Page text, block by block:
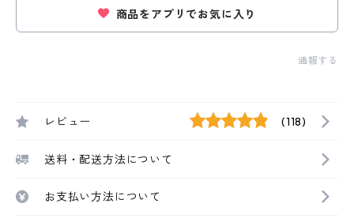
商品をアプリでお気に入り
通報する
レビュー (118)
送料・配送方法について
お支払い方法について